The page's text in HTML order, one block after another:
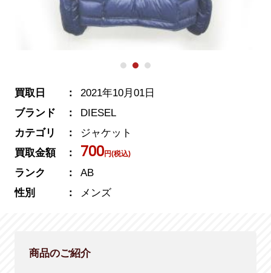
買取日
2021年10月01日
ブランド
DIESEL
カテゴリ
ジャケット
買取金額
700円(税込)
ランク
AB
性別
メンズ
商品のご紹介